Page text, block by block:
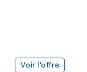
Voir l’offre